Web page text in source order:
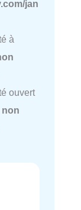
jan
à
ouvert
non